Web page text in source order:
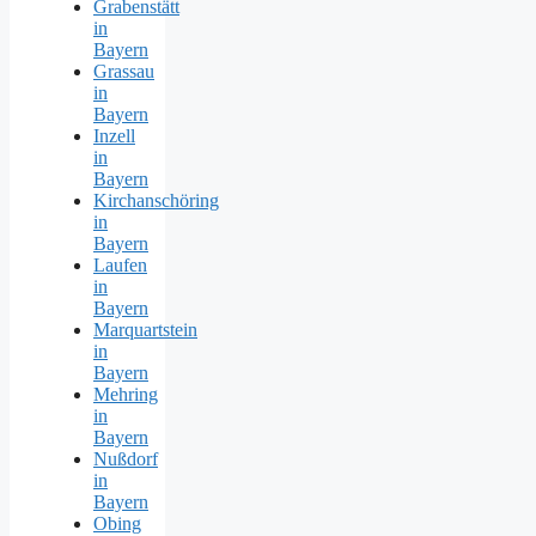
Grabenstätt
in
Bayern
Grassau
in
Bayern
Inzell
in
Bayern
Kirchanschöring
in
Bayern
Laufen
in
Bayern
Marquartstein
in
Bayern
Mehring
in
Bayern
Nußdorf
in
Bayern
Obing